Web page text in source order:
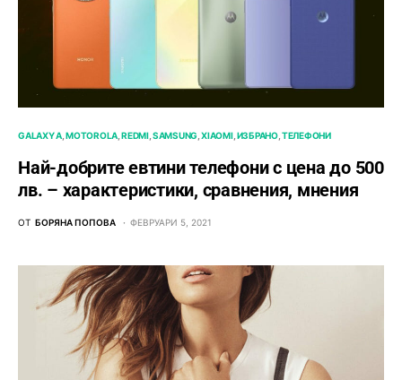
GALAXY A MOTOROLA REDMI SAMSUNG XIAOMI ИЗБРАНО ТЕЛЕФОНИ
Най-добрите евтини телефони с ценa до 500
лв. – характeристики, сравнения, мнения
ОТ БОРЯНА ПОПОВА ФЕВРУАРИ 5, 2021